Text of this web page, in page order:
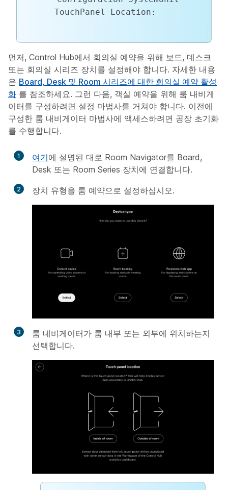
TouchPanel Location:
먼저, Control Hub에서 회의실 예약을 위해 보드, 데스크
또는 회의실 시리즈 장치를 설정해야 합니다. 자세한 내용
은 Board, Desk 및 Room 시리즈에 대한 회의실 예약 활성
화 를 참조하세요. 그런 다음, 객실 예약을 위해 룸 내비게
이터를 구성하려면 설정 마법사를 거쳐야 합니다. 이전에
구성한 룸 내비게이터 마법사에 액세스하려면 공장 초기화
를 수행합니다.
1 여기에 설명된 대로 Room Navigator를 Board,
Desk 또는 Room Series 장치에 연결합니다.
2 장치 유형을 룸 예약으로 설정하십시오.
3
룸 네비게이터가 룸 내부 또는 외부에 위치하는지
선택합니다.